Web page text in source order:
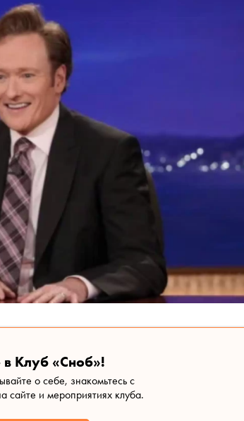
в Клуб «Сноб»!
о себе, знакомьтесь с
сайте и мероприятиях клуба.